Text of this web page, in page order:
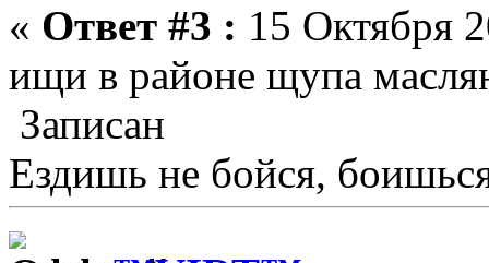
« Ответ #3 : 15 Октября
ищи в районе щупа
Записан
Ездишь не бойся,